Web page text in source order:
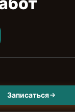
Записаться